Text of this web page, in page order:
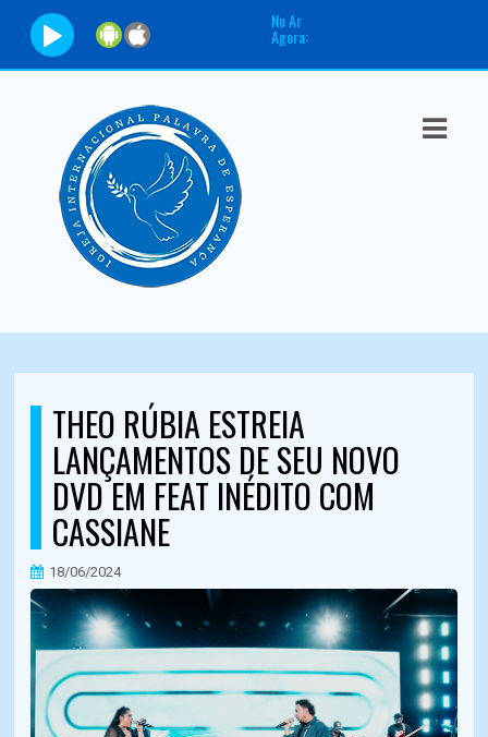
No Ar
Agora:
THEO RÚBIA ESTREIA
LANÇAMENTOS DE SEU NOVO
DVD EM FEAT INÉDITO COM
CASSIANE
18/06/2024